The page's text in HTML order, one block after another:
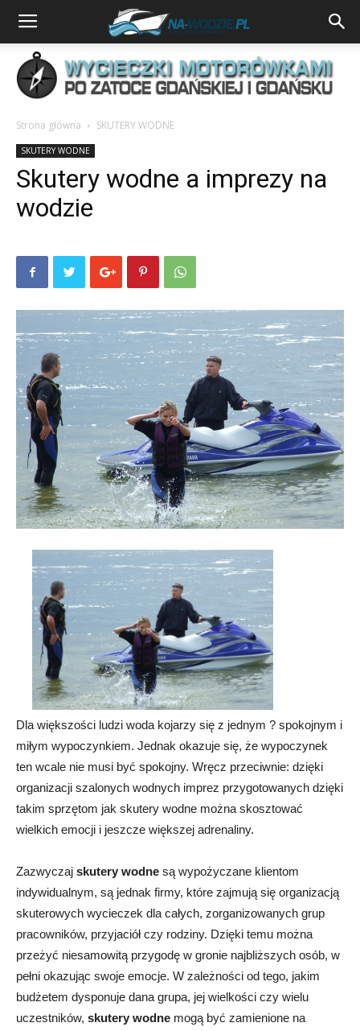
Strona główna SKUTERY WODNE
SKUTERY WODNE
Skutery wodne a imprezy na
wodzie
Dla większości ludzi woda kojarzy się z jednym ? spokojnym i
miłym wypoczynkiem. Jednak okazuje się, że wypoczynek
ten wcale nie musi być spokojny. Wręcz przeciwnie: dzięki
organizacji szalonych wodnych imprez przygotowanych dzięki
takim sprzętom jak skutery wodne można skosztować
wielkich emocji i jeszcze większej adrenaliny.
Zazwyczaj skutery wodne są wypożyczane klientom
indywidualnym, są jednak firmy, które zajmują się organizacją
skuterowych wycieczek dla całych, zorganizowanych grup
pracowników, przyjaciół czy rodziny. Dzięki temu można
przeżyć niesamowitą przygodę w gronie najbliższych osób, w
pełni okazując swoje emocje. W zależności od tego, jakim
budżetem dysponuje dana grupa, jej wielkości czy wielu
uczestników, skutery wodne mogą być zamienione na